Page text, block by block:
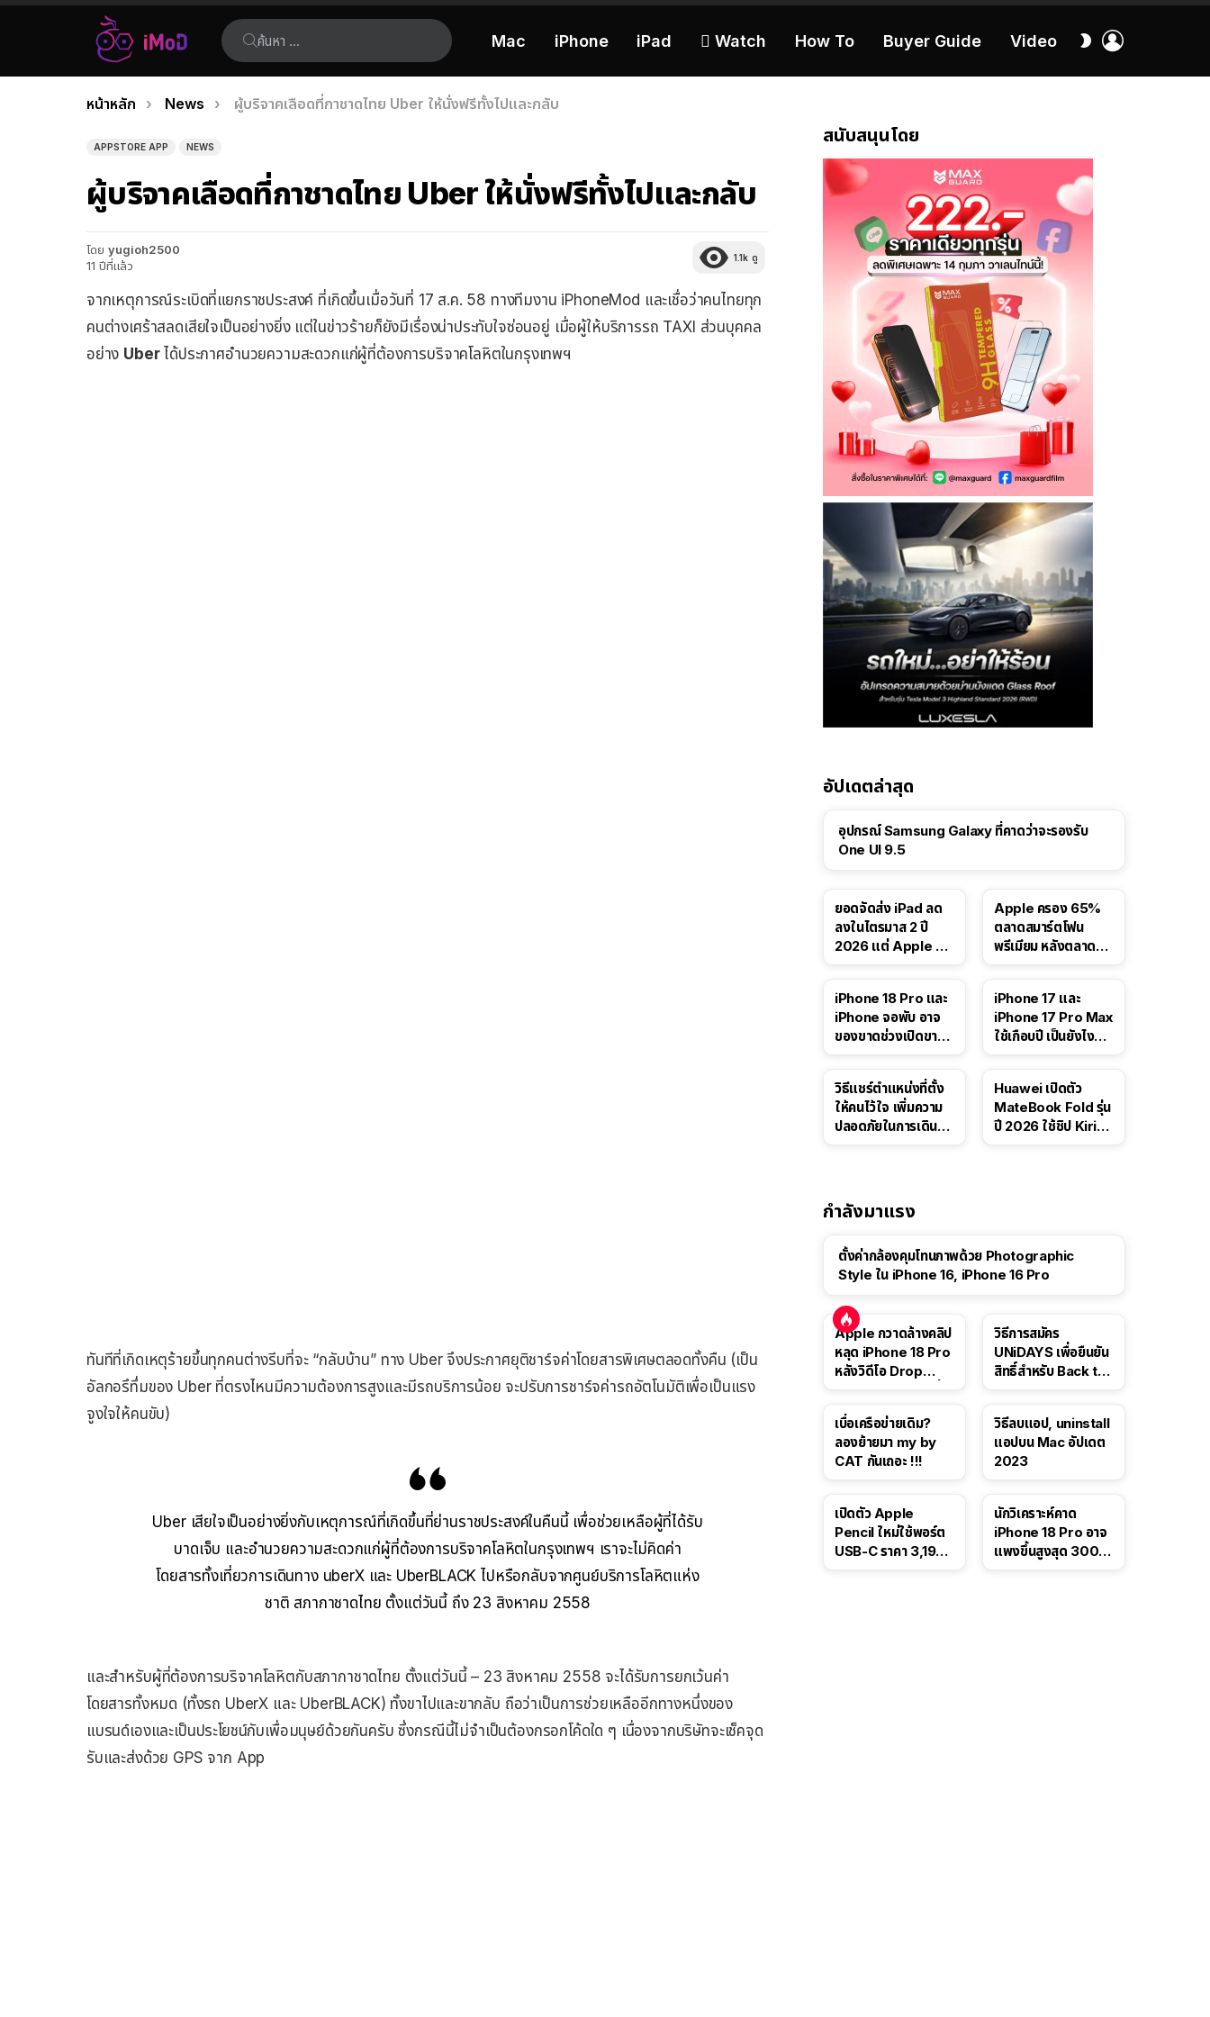
ค้นหา:
Mac iPhone iPad  Watch How To Buyer Guide Video
สลับ
เรื่อง
ล่าสุด
คุณอยู่ที่นี่:
หน้าหลัก News ผู้บริจาคเลือดที่กาชาดไทย Uber ให้นั่งฟรีทั้งไปและกลับ
APPSTORE APP NEWS
ผู้บริจาคเลือดที่กาชาดไทย Uber ให้นั่งฟรีทั้งไปและกลับ
โดย yugioh2500
11 ปีที่แล้ว
1.1k ดู
จากเหตุการณ์ระเบิดที่แยกราชประสงค์ ที่เกิดขึ้นเมื่อวันที่ 17 ส.ค. 58 ทางทีมงาน iPhoneMod และเชื่อว่าคนไทยทุก
คนต่างเศร้าสลดเสียใจเป็นอย่างยิ่ง แต่ในข่าวร้ายก็ยังมีเรื่องน่าประทับใจซ่อนอยู่ เมื่อผู้ให้บริการรถ TAXI ส่วนบุคคล
อย่าง Uberได้ประกาศอำนวยความสะดวกแก่ผู้ที่ต้องการบริจาคโลหิตในกรุงเทพฯ
ทันทีที่เกิดเหตุร้ายขึ้นทุกคนต่างรีบที่จะ “กลับบ้าน” ทาง Uber จึงประกาศยุติชาร์จค่าโดยสารพิเศษตลอดทั้งคืน (เป็น
อัลกอรึทึ่มของ Uber ที่ตรงไหนมีความต้องการสูงและมีรถบริการน้อย จะปรับการชาร์จค่ารถอัตโนมัติเพื่อเป็นแรง
จูงใจให้คนขับ)
Uber เสียใจเป็นอย่างยิ่งกับเหตุการณ์ที่เกิดขึ้นที่ย่านราชประสงค์ในคืนนี้ เพื่อช่วยเหลือผู้ที่ได้รับ
บาดเจ็บ และอำนวยความสะดวกแก่ผู้ที่ต้องการบริจาคโลหิตในกรุงเทพฯ เราจะไม่คิดค่า
โดยสารทั้งเที่ยวการเดินทาง uberX และ UberBLACK ไปหรือกลับจากศูนย์บริการโลหิตแห่ง
ชาติ สภากาชาดไทย ตั้งแต่วันนี้ ถึง 23 สิงหาคม 2558
และสำหรับผู้ที่ต้องการบริจาคโลหิตกับสภากาชาดไทย ตั้งแต่วันนี้ – 23 สิงหาคม 2558 จะได้รับการยกเว้นค่า
โดยสารทั้งหมด (ทั้งรถ UberX และ UberBLACK) ทั้งขาไปและขากลับ ถือว่าเป็นการช่วยเหลืออีกทางหนึ่งของ
แบรนด์เองและเป็นประโยชน์กับเพื่อมนุษย์ด้วยกันครับ ซึ่งกรณีนี้ไม่จำเป็นต้องกรอกโค้ดใด ๆ เนื่องจากบริษัทจะเช็คจุด
รับและส่งด้วย GPS จาก App
สนับสนุนโดย
อัปเดตล่าสุด
อุปกรณ์ Samsung Galaxy ที่คาดว่าจะรองรับ
One UI 9.5
ยอดจัดส่ง iPad ลด
ลงในไตรมาส 2 ปี
2026 แต่ Apple ยัง
Apple ครอง 65%
ตลาดสมาร์ตโฟน
พรีเมียม หลังตลาดทำ
iPhone 18 Pro และ
iPhone จอพับ อาจ
ของขาดช่วงเปิดขาย
iPhone 17 และ
iPhone 17 Pro Max
ใช้เกือบปี เป็นยังไง
วิธีแชร์ตำแหน่งที่ตั้ง
ให้คนไว้ใจ เพิ่มความ
ปลอดภัยในการเดิน
Huawei เปิดตัว
MateBook Fold รุ่น
ปี 2026 ใช้ชิป Kirin
กำลังมาแรง
ตั้งค่ากล้องคุมโทนภาพด้วย Photographic
Style ใน iPhone 16, iPhone 16 Pro
Apple กวาดล้างคลิป
หลุด iPhone 18 Pro
หลังวิดีโอ Drop
วิธีการสมัคร
UNiDAYS เพื่อยืนยัน
สิทธิ์สำหรับ Back to
เบื่อเครือข่ายเดิม?
ลองย้ายมา my by
CAT กันเถอะ !!!
วิธีลบแอป, uninstall
แอปบน Mac อัปเดต
2023
เปิดตัว Apple
Pencil ใหม่ใช้พอร์ต
USB-C ราคา 3,190
นักวิเคราะห์คาด
iPhone 18 Pro อาจ
แพงขึ้นสูงสุด 300